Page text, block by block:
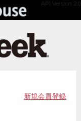
API Version 2.0
新規会員登録